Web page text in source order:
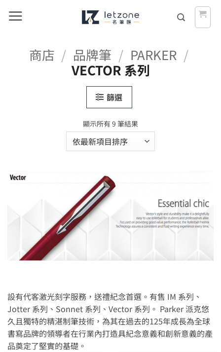
商店 / 品牌筆 / PARKER /
VECTOR 系列
篩選
顯示所有 9 筆結果
最
設有代客激光刻字服務，送禮紀念首選。有售 IM 系列、
Jotter 系列、Sonnet 系列、Vector 系列。 Parker 派克悠
久且獨特的精湛制筆技術，為其在過去的125年成長為全球
書寫品牌的領導者在行業內打造具紀念意義和創新意義的產
品奠定了堅實的基礎。